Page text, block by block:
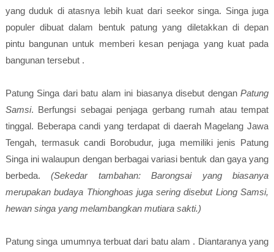
yang duduk di atasnya lebih kuat dari seekor singa. Singa juga
populer dibuat dalam bentuk patung yang diletakkan di depan
pintu bangunan untuk memberi kesan penjaga yang kuat pada
bangunan tersebut .
Patung Singa dari batu alam ini biasanya disebut denganPatung
Samsi. Berfungsi sebagai penjaga gerbang rumah atau tempat
tinggal. Beberapa candi yang terdapat di daerah Magelang Jawa
Tengah, termasuk candi Borobudur, juga memiliki jenis Patung
Singa ini walaupun dengan berbagai variasi bentuk dan gaya yang
berbeda.(Sekedar tambahan: Barongsai yang biasanya
merupakan budaya Thionghoas juga sering disebut Liong Samsi,
hewan singa yang melambangkan mutiara sakti.)
Patung singa umumnya terbuat dari batu alam . Diantaranya yang